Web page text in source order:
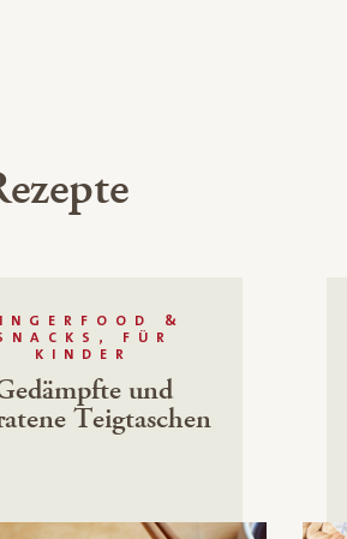
&
FÜR
KINDER
und
Teigtaschen